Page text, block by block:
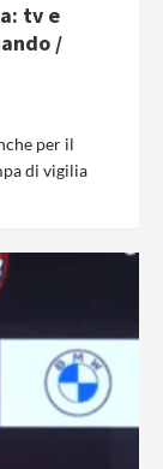
tv e
/
per il
di vigilia